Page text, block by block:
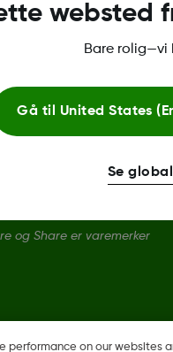
og Share er varemerker
performance on our websites
websted
Bare rolig—vi
Gå til United States
Se